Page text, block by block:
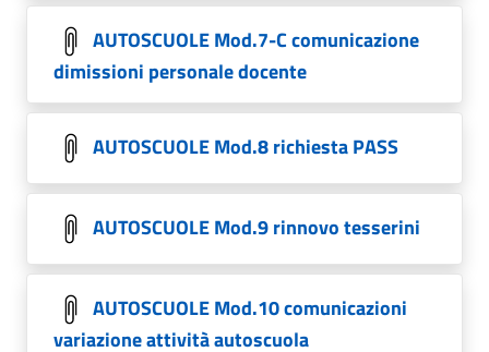
AUTOSCUOLE Mod.7-C comunicazione
dimissioni personale docente
AUTOSCUOLE Mod.8 richiesta PASS
AUTOSCUOLE Mod.9 rinnovo tesserini
AUTOSCUOLE Mod.10 comunicazioni
variazione attività autoscuola